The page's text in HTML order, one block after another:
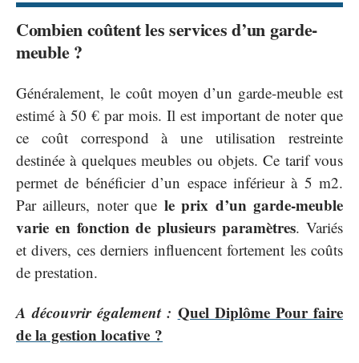
Combien coûtent les services d’un garde-
meuble ?
Généralement, le coût moyen d’un garde-meuble est
estimé à 50 € par mois. Il est important de noter que
ce coût correspond à une utilisation restreinte
destinée à quelques meubles ou objets. Ce tarif vous
permet de bénéficier d’un espace inférieur à 5 m2.
Par ailleurs, noter que le prix d’un garde-meuble
varie en fonction de plusieurs paramètres. Variés
et divers, ces derniers influencent fortement les coûts
de prestation.
A découvrir également : Quel Diplôme Pour faire
de la gestion locative ?